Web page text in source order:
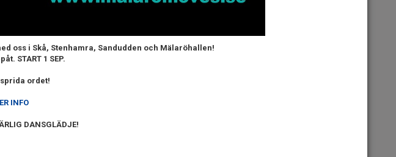
oss i Skå, Stenhamra, Sandudden och Mälaröhallen!
START 1 SEP.
ordet!
INFO
DANSGLÄDJE!